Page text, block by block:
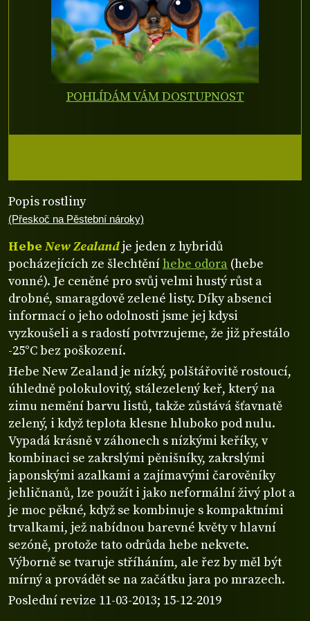
Popis rostliny
(Přeskoč na Pěstební nároky)
Hebe New Zealandje jeden z hybridů
pocházejících ze šlechtěníhebe odora (hebe
vonné). Je ceněné pro svůj velmi hustý růst a
drobné, smaragdově zelené listy. Díky absenci
informací o jeho odolnosti jsme jej kdysi
vyzkoušeli a s radostí potvrzujeme, že již přestálo
-25°C bez poškození.
Hebe New Zealand je nízký, polštářovitě rostoucí,
úhledně polokulovitý, stálezelený keř, který na
zimu nemění barvu listů, takže zůstává šťavnatě
zelený, i když teplota klesne hluboko pod nulu.
Vypadá krásně v záhonech s nízkými keříky, v
kombinaci se zakrslými pěnišníky, zakrslými
japonskými azalkami a zajímavými čarověníky
jehličnanů, lze použít i jako neformální živý plot a
je moc pěkné, když se kombinuje s kompaktními
trvalkami, jež nabídnou barevné květy v hlavní
sezóně, protože tato odrůda hebe nekvete.
Výborně se tvaruje stříháním, ale řez by měl být
mírný a provádět se na začátku jara po mrazech.
Poslední revize 11-03-2013; 15-12-2019
POHLÍDÁM VÁM DOSTUPNOST